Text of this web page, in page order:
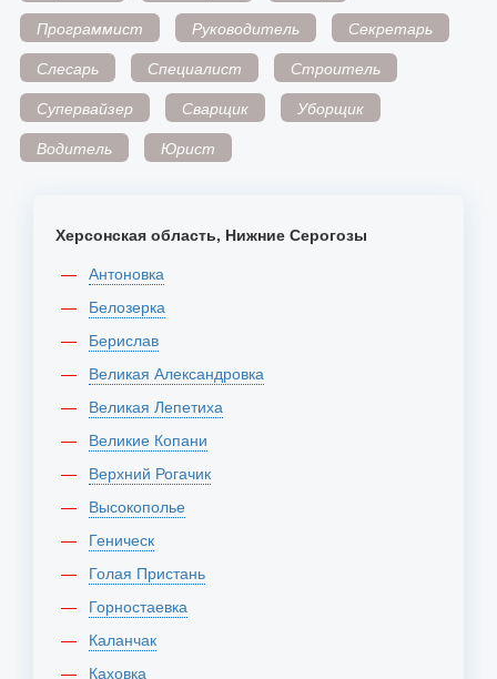
Программист
Руководитель
Секретарь
Слесарь
Специалист
Строитель
Супервайзер
Сварщик
Уборщик
Водитель
Юрист
Херсонская область, Нижние Серогозы
Антоновка
Белозерка
Берислав
Великая Александровка
Великая Лепетиха
Великие Копани
Верхний Рогачик
Высокополье
Геническ
Голая Пристань
Горностаевка
Каланчак
Каховка